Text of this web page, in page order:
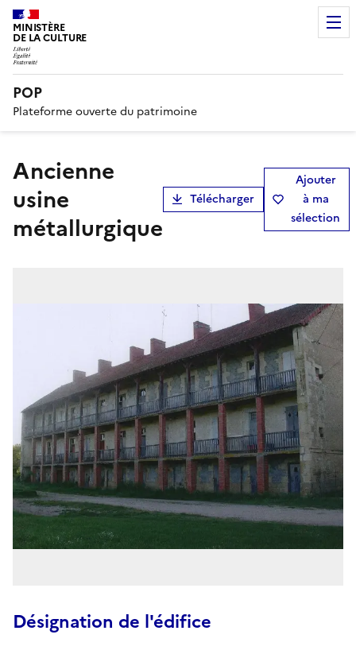
MINISTÈRE
DE LA CULTURE
POP
Plateforme ouverte du patrimoine
Ancienne
usine
métallurgique
Télécharger
Ajouter
à ma
sélection
Désignation de l'édifice